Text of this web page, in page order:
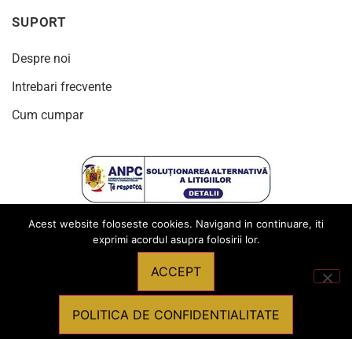
SUPORT
Despre noi
Intrebari frecvente
Cum cumpar
Powered by
Acest website foloseste cookies. Navigand in continuare, iti
exprimi acordul asupra folosirii lor.
ACCEPT
POLITICA DE CONFIDENTIALITATE